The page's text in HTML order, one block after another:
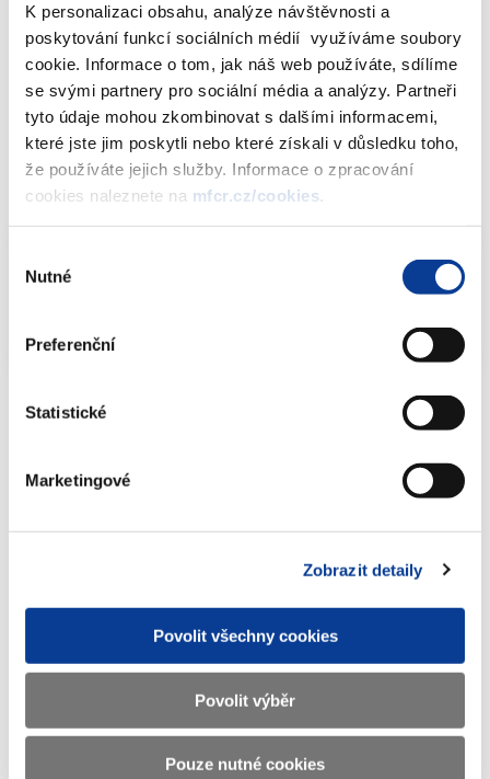
K personalizaci obsahu, analýze návštěvnosti a
poskytování funkcí sociálních médií využíváme soubory
cookie. Informace o tom, jak náš web používáte, sdílíme
se svými partnery pro sociální média a analýzy. Partneři
tyto údaje mohou zkombinovat s dalšími informacemi,
které jste jim poskytli nebo které získali v důsledku toho,
že používáte jejich služby. Informace o zpracování
cookies naleznete na mfcr.cz/cookies
souhlasu
Nutné
Preferenční
Statistické
Marketingové
Zobrazit detaily
Povolit všechny cookies
Povolit výběr
Pouze nutné cookies
na mailovou adresu financni-vzdelavani@mfcr.cz
do
Děkujeme za spolupráci.
Dokumenty ke stažení
Tabulka pro vyplnění informací o projektech
Informace o běžících a plánovaných projektech prosím zasílejte na
srpna 2012.
(29 kB)